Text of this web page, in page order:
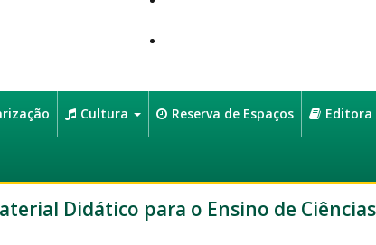
Cultura Reserva de Espaços Editora
Didático para o Ensino de